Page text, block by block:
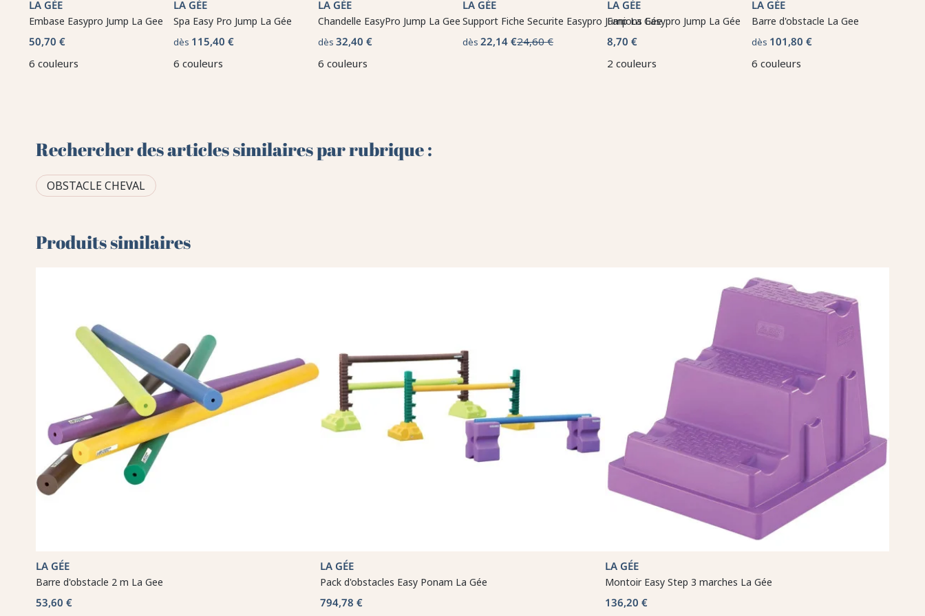
LA GÉE
Embase Easypro Jump La Gee
50,70 €
6 couleurs
LA GÉE
Spa Easy Pro Jump La Gée
dès 115,40 €
6 couleurs
LA GÉE
Chandelle EasyPro Jump La Gee
dès32,40 €
6 couleurs
LA GÉE
Support Fiche Securite Easypro Jump La Gée
dès 22,14 €24,60 €
LA GÉE
Fanions Easypro Jump La Gée
8,70 €
2 couleurs
LA GÉE
Barre d'obstacle La Gee
dès 101,80 €
6 couleurs
Rechercher des articles similaires par rubrique :
OBSTACLE CHEVAL
Produits similaires
LA GÉE
Barre d'obstacle 2 m La Gee
53,60 €
LA GÉE
Pack d'obstacles Easy Ponam La Gée
794,78 €
LA GÉE
Montoir Easy Step 3 marches La Gée
136,20 €